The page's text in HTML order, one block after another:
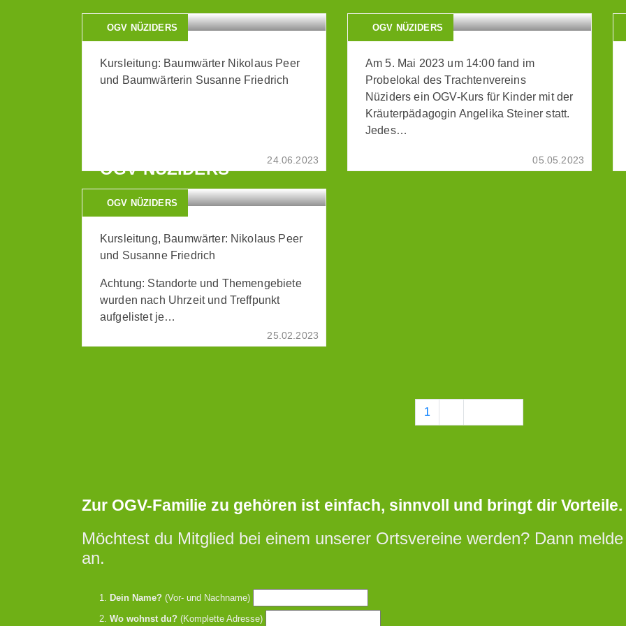
OGV NÜZIDERS
Kursleitung: Baumwärter Nikolaus Peer
und Baumwärterin Susanne Friedrich
24.06.2023
OGV NÜZIDERS
Am 5. Mai 2023 um 14:00 fand im
Probelokal des Trachtenvereins
Nüziders ein OGV-Kurs für Kinder mit der
Kräuterpädagogin Angelika Steiner statt.
Jedes…
05.05.2023
OGV NÜZIDERS
OGV NÜZIDERS
Kursleitung, Baumwärter: Nikolaus Peer
und Susanne Friedrich
Achtung: Standorte und Themengebiete
wurden nach Uhrzeit und Treffpunkt
aufgelistet je…
25.02.2023
1
Zur OGV-Familie zu gehören ist einfach, sinnvoll und bringt dir Vorteile.
Möchtest du Mitglied bei einem unserer Ortsvereine werden? Dann
an.
Dein Name? (Vor- und Nachname)
Wo wohnst du? (Komplette Adresse)